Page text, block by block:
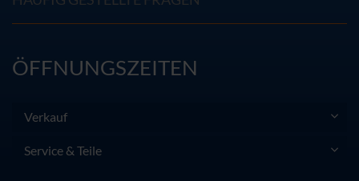
ÖFFNUNGSZEITEN
Verkauf
Service & Teile